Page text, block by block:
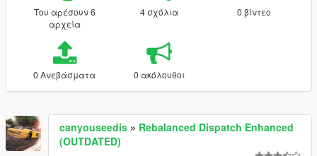
Του αρέσουν 6
αρχεία
4 σχόλια 0 βίντεο
0 Ανεβάσματα 0 ακόλουθοι
canyouseedis » Rebalanced Dispatch Enhanced
(OUTDATED)